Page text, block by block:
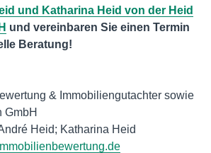
und Katharina Heid von der Heid
und vereinbaren Sie einen Termin
Beratung!
& Immobiliengutachter sowie
GmbH
Heid; Katharina Heid